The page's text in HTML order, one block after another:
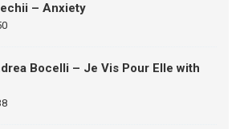
– Anxiety
Bocelli – Je Vis Pour Elle with